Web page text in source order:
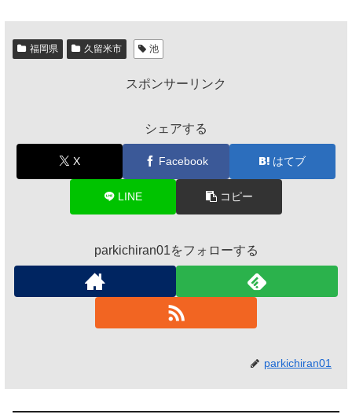
福岡県 久留米市 池
スポンサーリンク
シェアする
X Facebook はてブ
LINE コピー
parkichiran01をフォローする
parkichiran01